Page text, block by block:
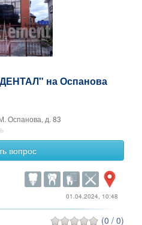
на Оспанова
Оспанова, д. 83
вопрос
01.04.2024, 10:48
(0 / 0)